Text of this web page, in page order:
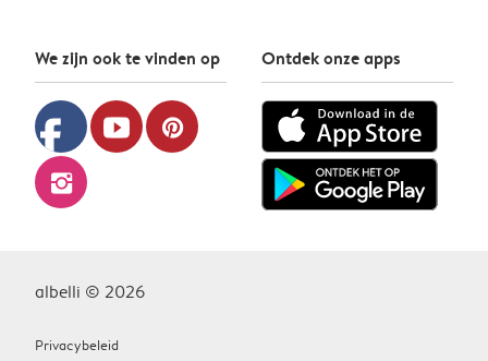
We zijn ook te vinden op
facebook youtube pinterest
instagram
Ontdek onze apps
albelli © 2026
Privacybeleid